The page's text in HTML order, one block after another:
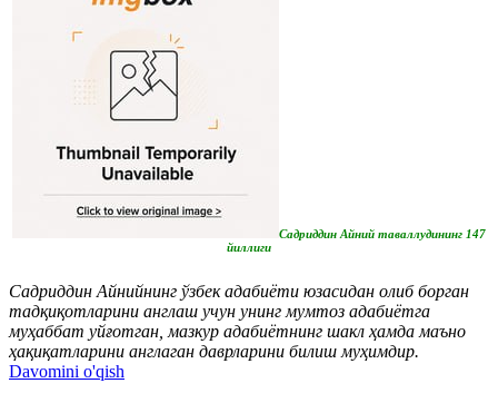
Садриддин Айний таваллудининг 147
йиллиги
Садриддин Айнийнинг ўзбек адабиёти юзасидан олиб борган
тадқиқотларини англаш учун унинг мумтоз адабиётга
муҳаббат уйғотган, мазкур адабиётнинг шакл ҳамда маъно
ҳақиқатларини англаган даврларини билиш муҳимдир.
Davomini o'qish